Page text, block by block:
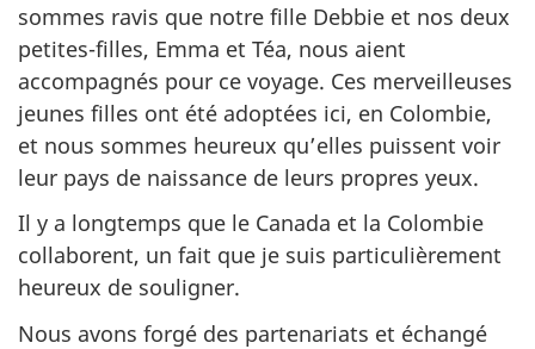
sommes ravis que notre fille Debbie et nos deux
petites-filles, Emma et Téa, nous aient
accompagnés pour ce voyage. Ces merveilleuses
jeunes filles ont été adoptées ici, en Colombie,
et nous sommes heureux qu’elles puissent voir
leur pays de naissance de leurs propres yeux.
Il y a longtemps que le Canada et la Colombie
collaborent, un fait que je suis particulièrement
heureux de souligner.
Nous avons forgé des partenariats et échangé